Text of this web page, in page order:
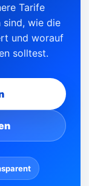
Tarife
sind, wie die
und worauf
solltest.